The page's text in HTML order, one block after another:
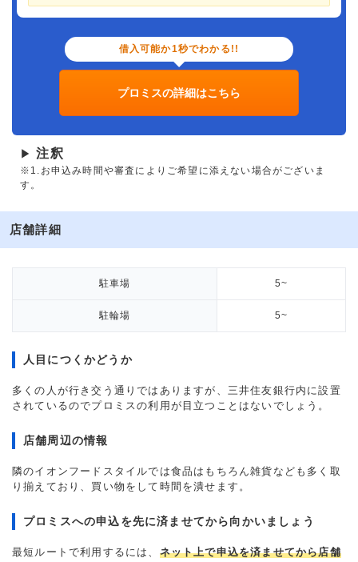
借入可能か1秒でわかる!!
プロミスの詳細はこちら
▶ 注釈
※1.お申込み時間や審査によりご希望に添えない場合がございま
す。
店舗詳細
駐車場 5~
駐輪場 5~
人目につくかどうか
多くの人が行き交う通りではありますが、三井住友銀行内に設置
されているのでプロミスの利用が目立つことはないでしょう。
店舗周辺の情報
隣のイオンフードスタイルでは食品はもちろん雑貨なども多く取
り揃えており、買い物をして時間を潰せます。
プロミスへの申込を先に済ませてから向かいましょう
最短ルートで利用するには、 ネット上で申込を済ませてから店舗